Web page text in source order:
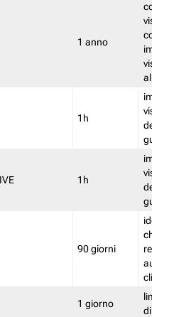
1 anno
1h
della
1h
della
90 giorni
che
rete
clienti
1 giorno
limita
di